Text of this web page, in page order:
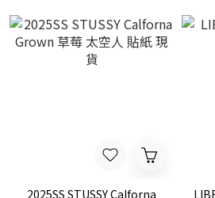
2025SS STUSSY Calforna